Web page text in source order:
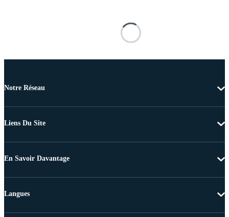
Notre Réseau
Liens Du Site
En Savoir Davantage
Langues